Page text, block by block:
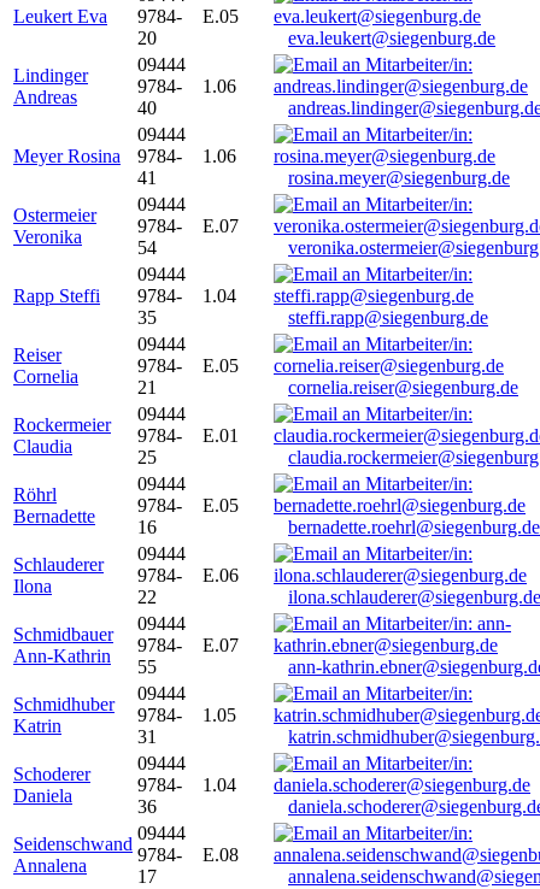
Leukert Eva
9784-
20
E.05
eva.leukert@siegenburg.de
Lindinger
Andreas
09444
9784-
40
1.06
Meyer Rosina
09444
9784-
41
1.06
rosina.meyer@siegenburg.de
Ostermeier
Veronika
09444
9784-
54
E.07
Rapp Steffi
09444
9784-
35
1.04
steffi.rapp@siegenburg.de
Reiser
Cornelia
09444
9784-
21
E.05
cornelia.reiser@siegenburg.de
Rockermeier
Claudia
09444
9784-
25
E.01
Röhrl
Bernadette
09444
9784-
16
E.05
bernadette.roehrl@siegenburg.de
Schlauderer
Ilona
09444
9784-
22
E.06
ilona.schlauderer@siegenburg.de
Schmidbauer
Ann-Kathrin
09444
9784-
55
E.07
ann-
Schmidhuber
Katrin
09444
9784-
31
1.05
Schoderer
Daniela
09444
9784-
36
1.04
Seidenschwand
Annalena
09444
9784-
17
E.08